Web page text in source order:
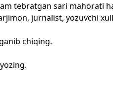
tebratgan sari mahorati
jurnalist, yozuvchi
chiqing.